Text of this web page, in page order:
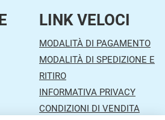
LINK VELOCI
MODALITÀ DI PAGAMENTO
MODALITÀ DI SPEDIZIONE E
RITIRO
INFORMATIVA PRIVACY
CONDIZIONI DI VENDITA